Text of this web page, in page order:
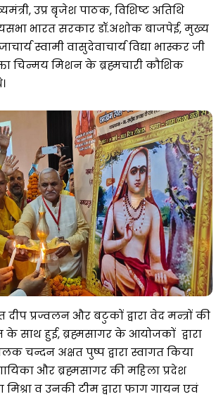
उप्र बृजेश पाठक, विशिष्ट अतिथि
भारत सरकार डॉ.अशोक बाजपेई, मुख्य
स्वामी वासुदेवाचार्य विद्या भास्कर जी
चिन्मय मिशन के ब्रह्मचारी कौशिक
प्रज्वलन और बटुकों द्वारा वेद मन्त्रों की
साथ हुई, ब्रह्मसागर के आयोजकों द्वारा
चन्दन अक्षत पुष्प द्वारा स्वागत किया
और ब्रह्मसागर की महिला प्रदेश
मिश्रा व उनकी टीम द्वारा फाग गायन एवं